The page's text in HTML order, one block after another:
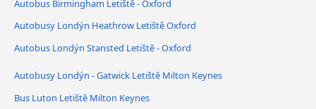
Autobus Birmingham Letiště - Oxford
Autobusy Londýn Heathrow Letiště Oxford
Autobus Londýn Stansted Letiště - Oxford
Autobusy Londýn - Gatwick Letiště Milton Keynes
Bus Luton Letiště Milton Keynes